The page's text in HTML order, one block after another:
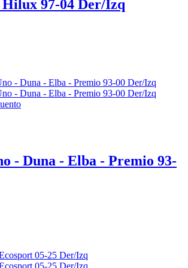
97-04 Der/Izq
- Duna - Elba - Premio 93-